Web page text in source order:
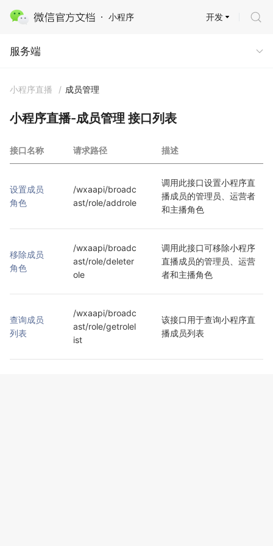
小程序
服务端
开发
服务端
小程序直播 / 成员管理
小程序直播-成员管理 接口列表
接口名称 请求路径 描述
设置成员
角色
/wxaapi/broadc
ast/role/addrole
调用此接口设置小程序直
播成员的管理员、运营者
和主播角色
移除成员
角色
/wxaapi/broadc
ast/role/deleter
ole
调用此接口可移除小程序
直播成员的管理员、运营
者和主播角色
查询成员
列表
/wxaapi/broadc
ast/role/getrolel
ist
该接口用于查询小程序直
播成员列表